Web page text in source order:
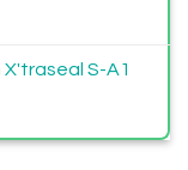
X'traseal S-A1